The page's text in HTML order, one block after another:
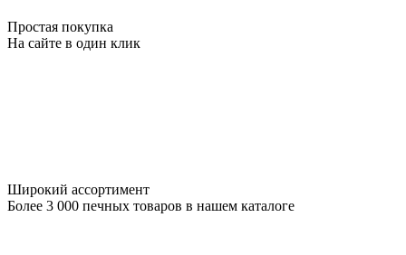
Простая покупка
На сайте в один клик
Широкий ассортимент
Более 3 000 печных товаров в нашем каталоге